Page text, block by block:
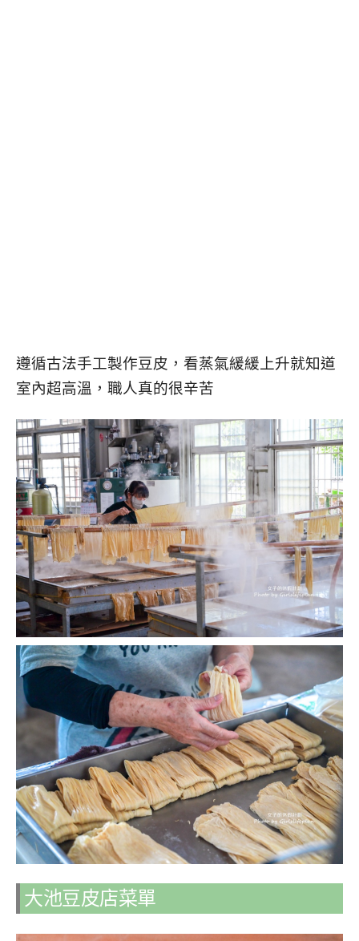
遵循古法手工製作豆皮，看蒸氣緩緩上升就知道
室內超高溫，職人真的很辛苦
大池豆皮店菜單